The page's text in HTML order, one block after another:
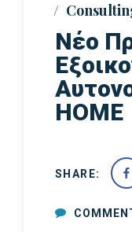
Nέο
HOME
SHARE: